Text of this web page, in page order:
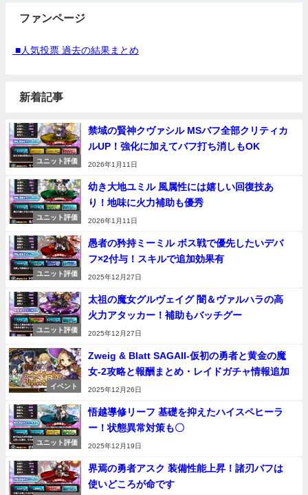
ファンページ
■人気投票 過去の結果まとめ
新着記事
ユニット評価
禁域の賢神クヴァシル MSバフ全部クリティカ
ルUP！強化に加えてバフ打ち消しもOK
2026年1月11日
ユニット評価
幼き大地ユミル 風属性には嬉しい回復技あ
り！地味に火力補助も優秀
2026年1月11日
ユニット評価
愚者の矜持ミーミル ボス戦で優先したいデバ
フ×2付与！スキルで追加効果有
2025年12月27日
ユニット評価
太祖の魔女グルヴェイグ 闇＆ヴァルハラの高
火力アタッカー！補助もバッチグー
2025年12月27日
イベント
Zweig & Blatt SAGAII-仮初の勇者と黄金の魔
女-2攻略と報酬まとめ・レイドガチャ情報追加
2025年12月26日
ユニット評価
悟越導修リーフ 基礎を抑えたハイスペヒーラ
ー！状態異常対策も〇
2025年12月19日
界焉の勇者アスク 装備性能上昇！諸刃バフは
使いどころが命です